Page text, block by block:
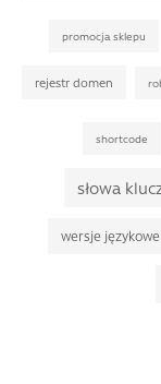
promocja sklepu
rejestr domen
shortcode
słowa
wersje językowe